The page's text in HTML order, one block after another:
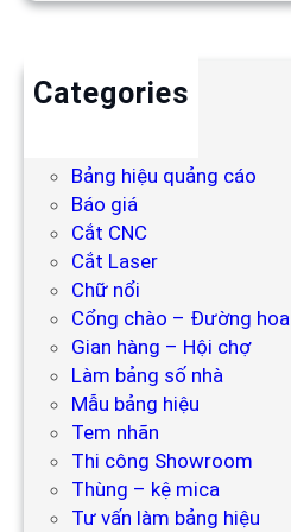
Categories
Bảng hiệu quảng cáo
Báo giá
Cắt CNC
Cắt Laser
Chữ nổi
Cổng chào – Đường hoa
Gian hàng – Hội chợ
Làm bảng số nhà
Mẫu bảng hiệu
Tem nhãn
Thi công Showroom
Thùng – kệ mica
Tư vấn làm bảng hiệu